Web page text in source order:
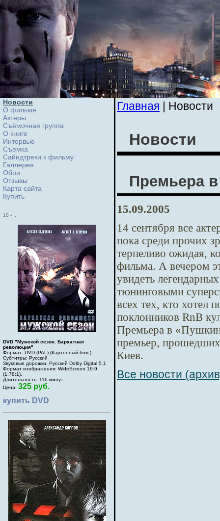
Новости
О фильме
Актеры
Съёмочная группа
О книге
Интервью
Cъемка
Сайндтреки к фильму
Галлерея
Обои
Отзывы
Карта сайта
Купить
10 -
DVD "Мужской сезон. Бархатная
революция"
Формат: DVD (PAL) (Картонный бокс)
Субтитры: Русский
Звуковые дорожки: Русский Dolby Digital 5.1
Формат изображения: WideScreen 16:9
(1.78:1).
Длительность: 116 минут
Цена: 325 руб.
купить DVD
Главная | Новости
Новости
Премьера
15.09.2005
14 сентября все
пока среди прочих
терпеливо ожидая,
фильма. А вечером
увидеть
тюнинговыми
всех тех, кто хотел
поклонников RnB
Премьера в
премьер,
Киев.
Все новости